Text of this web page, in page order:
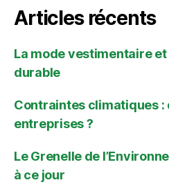
Articles récents
La mode vestimentaire
durable
Contraintes climatiques :
entreprises ?
Le Grenelle de
à ce jour